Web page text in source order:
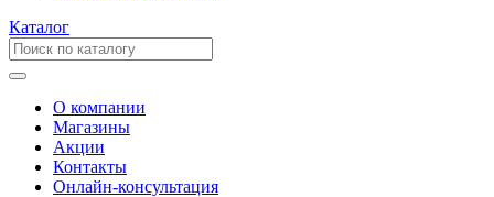
Каталог
О компании
Магазины
Акции
Контакты
Онлайн-консультация